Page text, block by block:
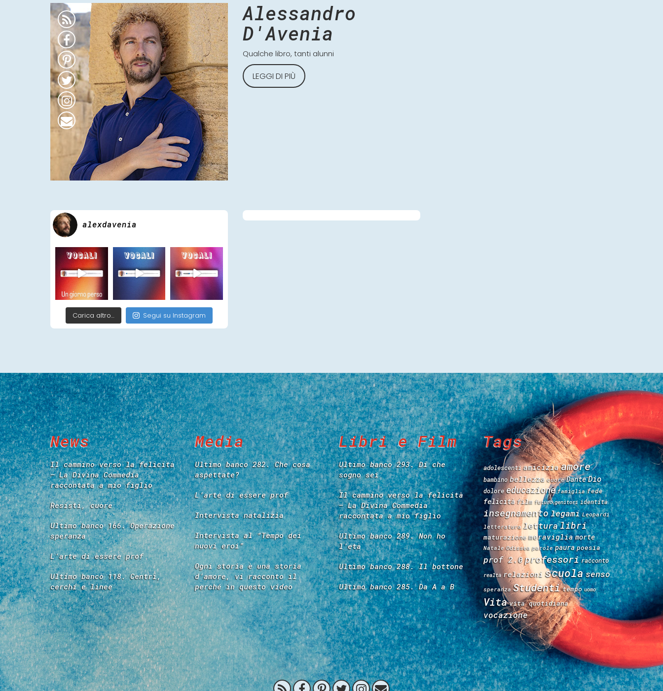
Alessandro
D'Avenia
Qualche libro, tanti alunni
LEGGI DI PIÙ
alexdavenia
Carica altro… Segui su Instagram
News
Il cammino verso la felicità
– La Divina Commedia
raccontata a mio figlio
Resisti, cuore
Ultimo banco 166. Operazione
speranza
L’arte di essere prof
Ultimo banco 118. Centri,
cerchi e linee
Media
Ultimo banco 282. Che cosa
aspettate?
L’arte di essere prof
Intervista natalizia
Intervista al “Tempo dei
nuovi eroi”
Ogni storia è una storia
d’amore, vi racconto il
perché in questo video
Libri e Film
Ultimo banco 293. Di che
sogno sei
Il cammino verso la felicità
– La Divina Commedia
raccontata a mio figlio
Ultimo banco 289. Non ho
l’età
Ultimo banco 288. Il bottone
Ultimo banco 285. Da A a B
Tags
adolescenti amicizia amore
bambino bellezza cuore Dante Dio
dolore educazione famiglia fede
felicità film futuro genitori identità
insegnamentolegami Leopardi
letteratura letturalibri
maturazione meraviglia morte
Natale Odissea parole paura poesia
prof 2.0professori racconto
realtà relazioni scuola senso
speranza Studenti tempo uomo
Vita vita quotidiana
vocazione